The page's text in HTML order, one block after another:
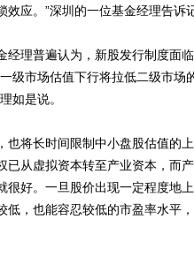
应。”深圳的一位基金经理告诉
理普遍认为，新股发行制度面
级市场估值下行将拉低二级市场
如是说。
将长时间限制中小盘股估值的
从虚拟资本转至产业资本，而
好。一旦股价出现一定程度地
，也能容忍较低的市盈率水平